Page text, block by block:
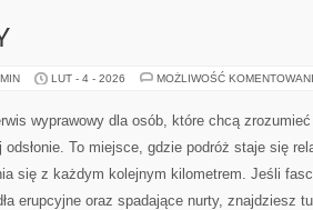
LUT - 4 - 2026 MOŻLIWOŚĆ
wyprawowy dla osób, które chcą
odsłonie. To miejsce, gdzie podróż staje się
się z każdym kolejnym kilometrem. Jeśli
erupcyjne oraz spadające nurty, znajdziesz